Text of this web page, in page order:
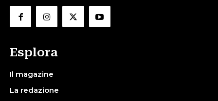
Esplora
Il magazine
La redazione